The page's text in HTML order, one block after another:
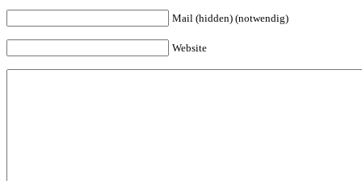
Mail (hidden) (notwendig)
Website